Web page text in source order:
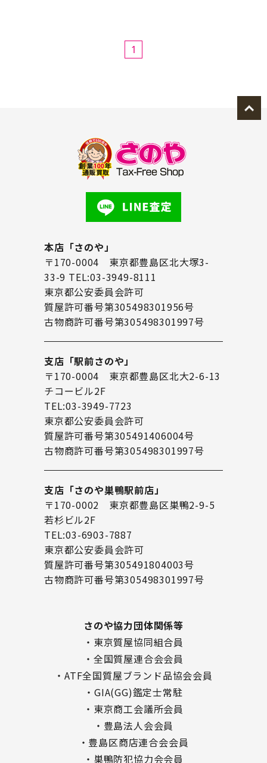
1
本店「さのや」
〒170-0004 東京都豊島区北大塚3-
33-9 TEL:03-3949-8111
東京都公安委員会許可
質屋許可番号第305498301956号
古物商許可番号第305498301997号
支店「駅前さのや」
〒170-0004 東京都豊島区北大2-6-13
チコービル2F
TEL:03-3949-7723
東京都公安委員会許可
質屋許可番号第305491406004号
古物商許可番号第305498301997号
支店「さのや巣鴨駅前店」
〒170-0002 東京都豊島区巣鴨2-9-5
若杉ビル2F
TEL:03-6903-7887
東京都公安委員会許可
質屋許可番号第305491804003号
古物商許可番号第305498301997号
さのや協力団体関係等
・東京質屋協同組合員
・全国質屋連合会会員
・ATF全国質屋ブランド品協会会員
・GIA(GG)鑑定士常駐
・東京商工会議所会員
・豊島法人会会員
・豊島区商店連合会会員
・巣鴨防犯協力会会員